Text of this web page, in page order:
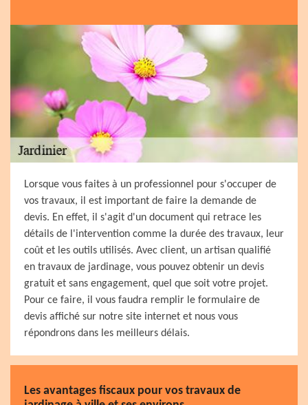
Lorsque vous faites à un professionnel pour s'occuper de
vos travaux, il est important de faire la demande de
devis. En effet, il s'agit d'un document qui retrace les
détails de l'intervention comme la durée des travaux, leur
coût et les outils utilisés. Avec client, un artisan qualifié
en travaux de jardinage, vous pouvez obtenir un devis
gratuit et sans engagement, quel que soit votre projet.
Pour ce faire, il vous faudra remplir le formulaire de
devis affiché sur notre site internet et nous vous
répondrons dans les meilleurs délais.
Les avantages fiscaux pour vos travaux de